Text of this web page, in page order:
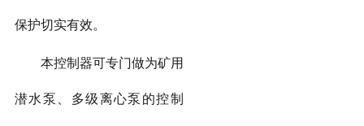
保护切实有效。
本控制器可专门做为矿用
潜水泵、多级离心泵的控制